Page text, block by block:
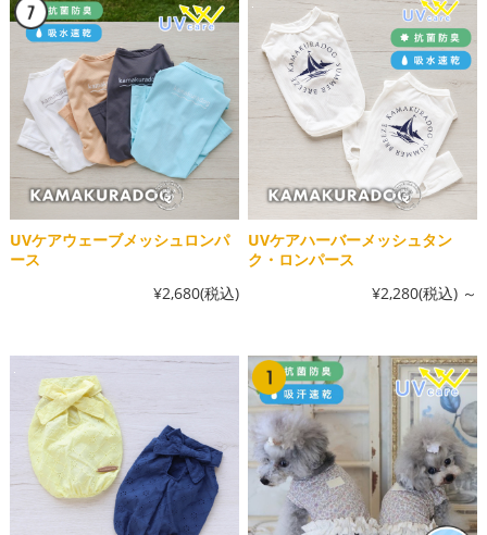
UVケアウェーブメッシュロンパ
ース
¥2,680(税込)
UVケアハーバーメッシュタン
ク・ロンパース
¥2,280(税込) ～